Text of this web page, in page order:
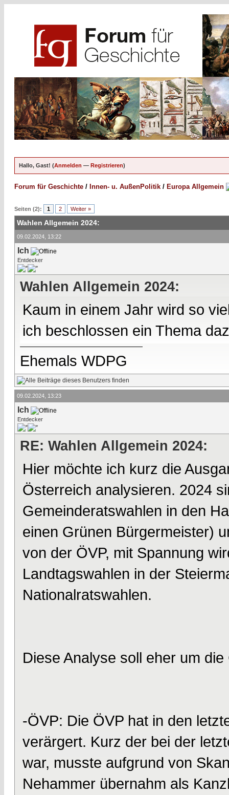
Hallo, Gast! (Anmelden — Registrieren)
Forum für Geschichte / Innen- u. AußenPolitik / Europa Allgemein
Seiten (2): 1 2 Weiter »
Wahlen Allgemein 2024:
09.02.2024, 13:22
Ich
Entdecker
Wahlen Allgemein 2024:
Kaum in einem Jahr wird so
ich beschlossen ein Thema
Ehemals WDPG
09.02.2024, 13:23
Ich
Entdecker
RE: Wahlen Allgemein 2024:
Hier möchte ich kurz die
Österreich analysieren. 2024
Gemeinderatswahlen in den
einen Grünen Bürgermeister)
von der ÖVP, mit Spannung
Landtagswahlen in der
Nationalratswahlen.
Diese Analyse soll eher um
-ÖVP: Die ÖVP hat in den
verärgert. Kurz der bei der
war, musste aufgrund von
Nehammer übernahm als